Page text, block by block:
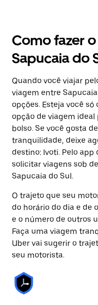
Como fazer
Sapucaia do
Quando você viajar
viagem entre
opções. Esteja você
opção de viagem ideal
bolso. Se você gosta
tranquilidade, deixe
destino: Ivoti. Pelo
solicitar viagens sob
Sapucaia do Sul.
O trajeto que seu
do horário do dia e de
e o número de outros
Faça uma viagem
Uber vai sugerir o
seu motorista.